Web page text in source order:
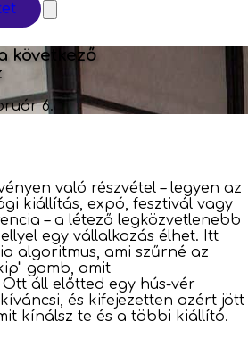
következő
6.
való részvétel – legyen az
kiállítás, expó, fesztivál vagy
– a létező legközvetlenebb
egy vállalkozás élhet. Itt
algoritmus, ami szűrné az
gomb, amit
áll előtted egy hús-vér
és kifejezetten azért jött
kínálsz te és a többi kiállító.